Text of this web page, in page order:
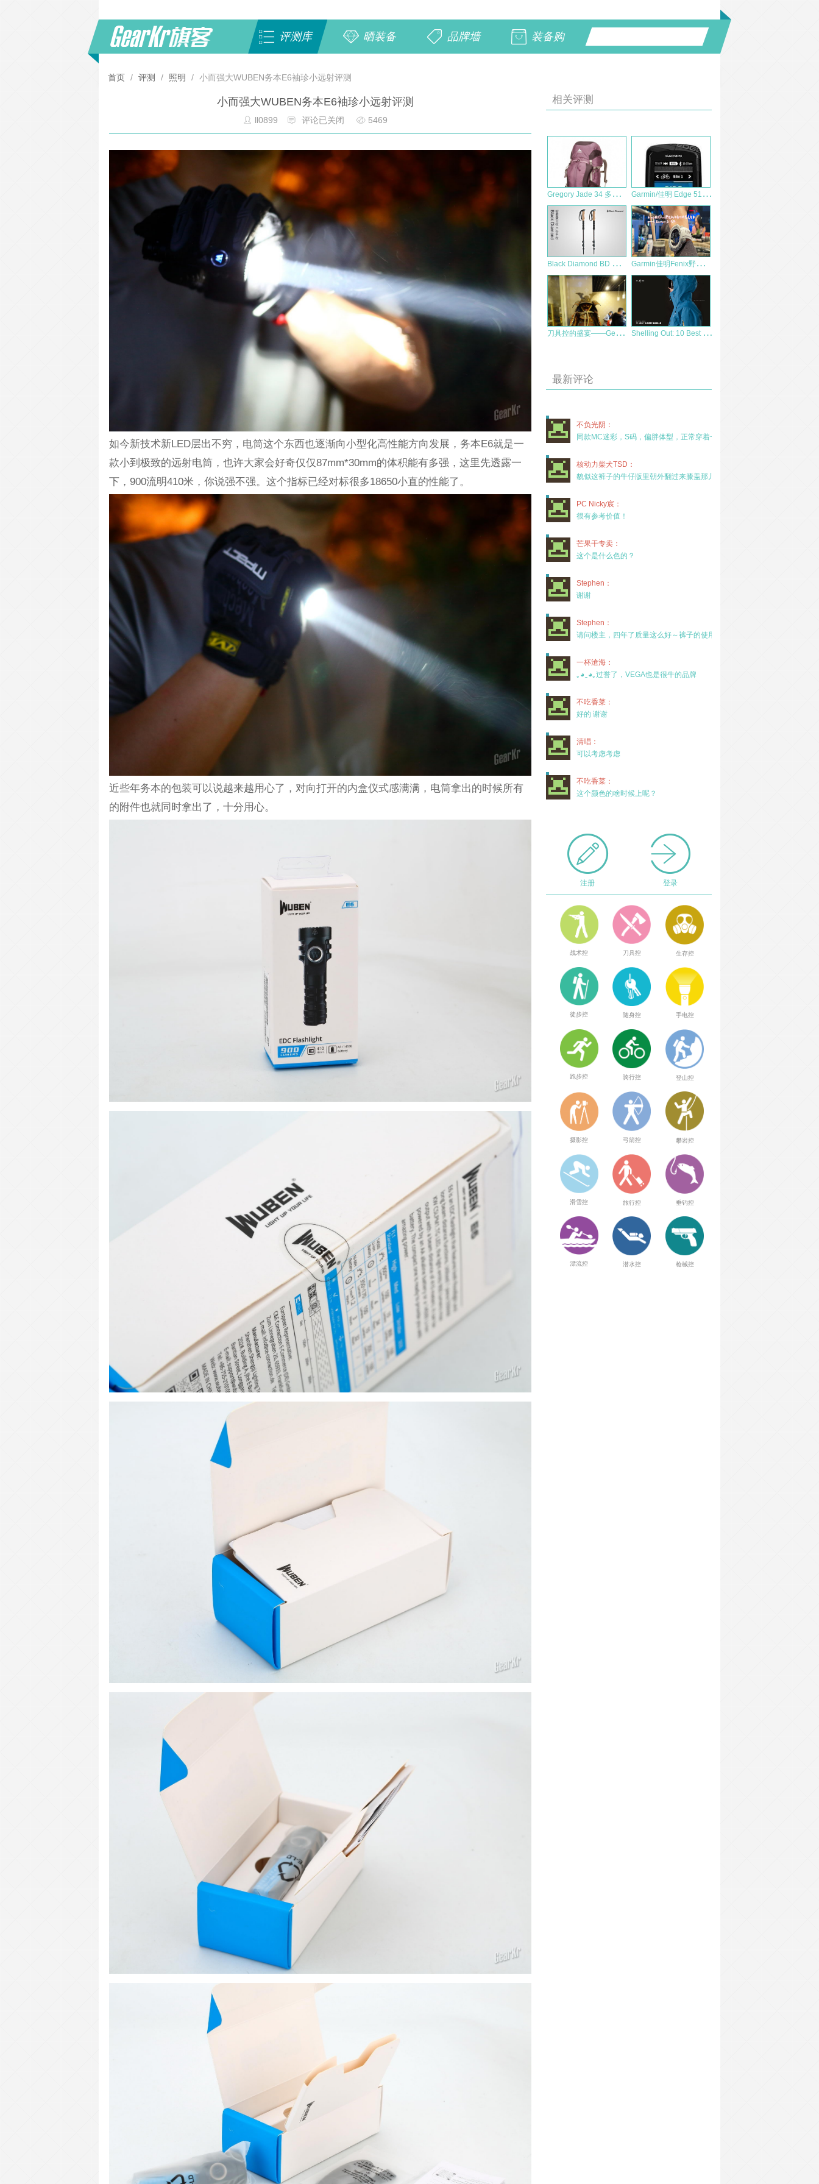
评测库 晒装备 品牌墙 装备购
首页 / 评测 / 照明 / 小而强大WUBEN务本E6袖珍小远射评测
小而强大WUBEN务本E6袖珍小远射评测
ll0899 评论已关闭 5469
如今新技术新LED层出不穷，电筒这个东西也逐渐向小型化高性能方向发展，务本E6就是一
款小到极致的远射电筒，也许大家会好奇仅仅87mm*30mm的体积能有多强，这里先透露一
下，900流明410米，你说强不强。这个指标已经对标很多18650小直的性能了。
近些年务本的包装可以说越来越用心了，对向打开的内盒仪式感满满，电筒拿出的时候所有
的附件也就同时拿出了，十分用心。
相关评测
G
regory Jade 34 多功能女士专用背包测评 G
armin/佳明 Edge 510 触摸自行车导航装备GPS 测评报告
B
lack Diamond BD 黑钻 ALPINE CARBON CORK 碳素登山杖测评报告 G
armin佳明Fenix野性和FR轻巧的完美结合——本能instinct 2s 测评
刀
具控的盛宴——GearKr走马观花探访17年第五届北京“名刀秀” S
helling Out: 10 Best Winter Sports Hardshells 十佳冬季硬壳推荐
最新评论
不负光阴：
同款MC迷彩，S码，偏胖体型，正常穿着一年半，没
核动力柴犬TSD：
貌似这裤子的牛仔版里朝外翻过来膝盖那儿有放护膝的
PC Nicky宸：
很有参考价值！
芒果干专卖：
这个是什么色的？
Stephen：
谢谢
Stephen：
请问楼主，四年了质量这么好～裤子的使用率高吗？
一杯滄海：
｡◕‿◕｡过誉了，VEGA也是很牛的品牌
不吃香菜：
好的 谢谢
清唱：
可以考虑考虑
不吃香菜：
这个颜色的啥时候上呢？
注册 登录
战术控 刀具控 生存控
徒步控 随身控 手电控
跑步控 骑行控 登山控
摄影控 弓箭控 攀岩控
滑雪控 旅行控 垂钓控
漂流控 潜水控 枪械控